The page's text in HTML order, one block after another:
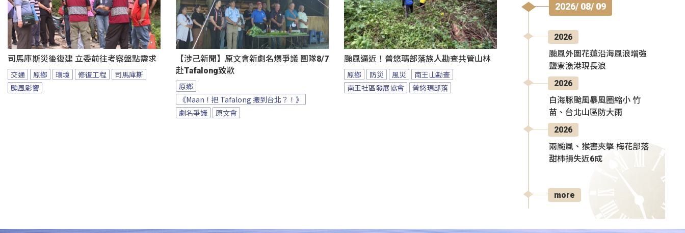
司馬庫斯災後復建 立委前往考察盤點需求
交通 原鄉 環境 修復工程
司馬庫斯
颱風影響
【涉己新聞】原文會新劇名爆爭議 團隊8/7
赴Tafalong致歉
原鄉
《Maan！把 Tafalong 搬到台北？！》
劇名爭議
原文會
颱風逼近！普悠瑪部落族人勘查共管山林
原鄉 防災 風災
南王山勘查
南王社區發展協會
普悠瑪部落
2026/ 08/ 09
2026
颱風外圍花蓮沿海風浪增強
鹽寮漁港現長浪
2026
白海豚颱風暴風圈縮小 竹
苗、台北山區防大雨
2026
兩颱風、猴害夾擊 梅花部落
甜柿損失近6成
more